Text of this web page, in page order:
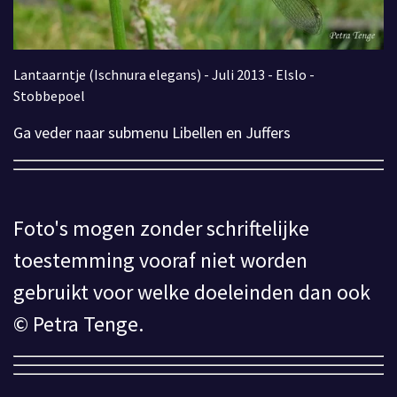
Lantaarntje (Ischnura elegans) - Juli 2013 - Elslo -
Stobbepoel
Ga veder naar submenu Libellen en Juffers
Foto's mogen zonder schriftelijke
toestemming vooraf niet worden
gebruikt voor welke doeleinden dan ook
© Petra Tenge.